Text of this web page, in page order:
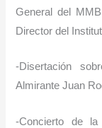
General del
Director del
-Disertación
Almirante Juan
-Concierto de